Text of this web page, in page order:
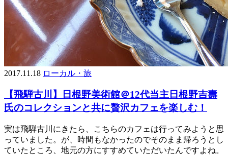
2017.11.18 ローカル・旅
【飛騨古川】日根野美術館＠12代当主日根野吉壽
氏のコレクションと共に贅沢カフェを楽しむ！
実は飛騨古川にきたら、こちらのカフェは行ってみようと思
っていました。が、時間もなかったのでそのまま帰ろうとし
ていたところ、地元の方にすすめていただいたんですよね。